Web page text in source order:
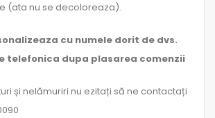
(ata nu se decoloreaza).
cu numele dorit de dvs.
telefonica dupa plasarea comenzii
și nelămuriri nu ezitați să ne contactați